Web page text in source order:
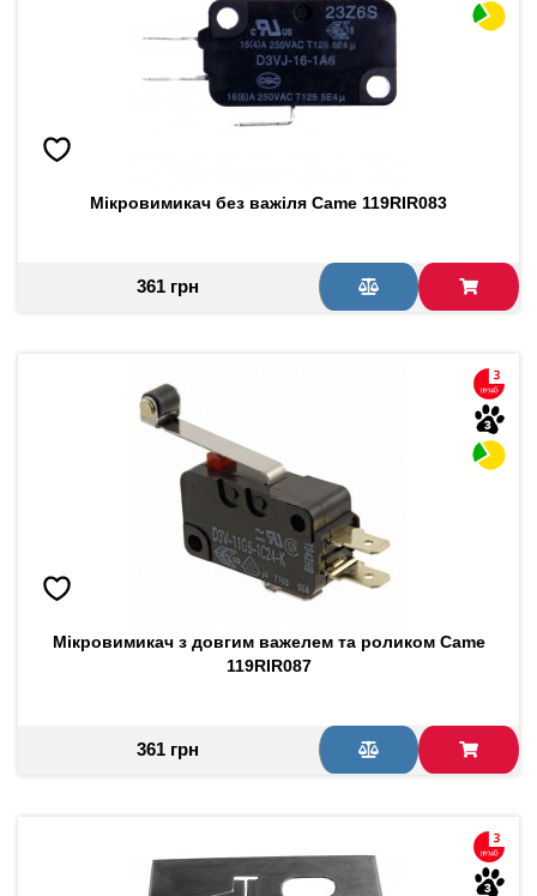
Мікровимикач без важіля Came 119RIR083
361 грн
Мікровимикач з довгим важелем та роликом Came
119RIR087
361 грн